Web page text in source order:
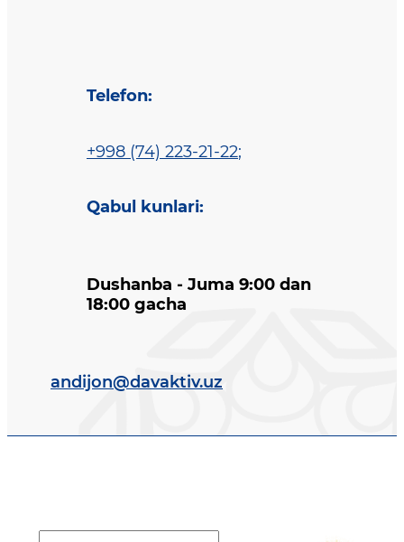
Telefon:
+998 (74) 223-21-22;
Qabul kunlari:
Dushanba - Juma 9:00 dan
18:00 gacha
andijon@davaktiv.uz